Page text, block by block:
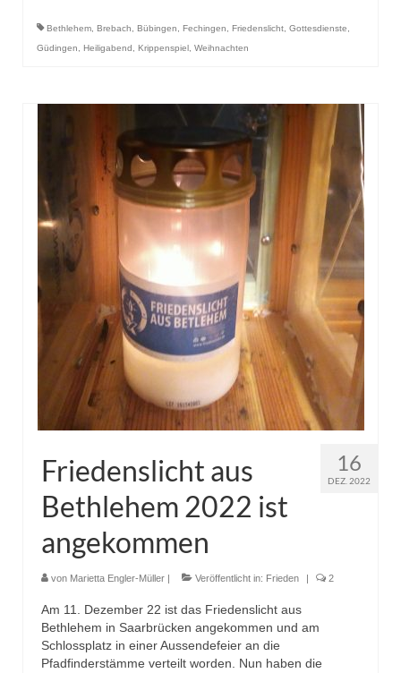
Bethlehem Brebach Bübingen Fechingen Friedenslicht Gottesdienste
Güdingen
Heiligabend Krippenspiel Weihnachten
16
DEZ. 2022
Friedenslicht aus
Bethlehem 2022 ist
angekommen
von Marietta Engler-Müller | Veröffentlicht in: Frieden | 2
Am 11. Dezember 22 ist das Friedenslicht aus
Bethlehem in Saarbrücken angekommen und am
Schlossplatz in einer Aussendefeier an die
Pfadfinderstämme verteilt worden. Nun haben die